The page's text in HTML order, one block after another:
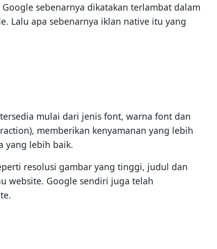
sebenarnya dikatakan terlambat dalam
Lalu apa sebenarnya iklan native itu yang
mulai dari jenis font, warna font dan
memberikan kenyamanan yang lebih
yang lebih baik.
resolusi gambar yang tinggi, judul dan
website. Google sendiri juga telah